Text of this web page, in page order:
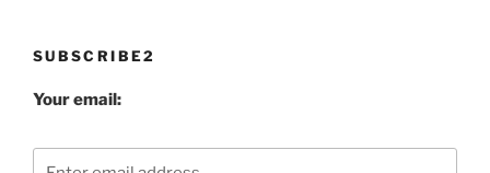
SUBSCRIBE2
Your email: